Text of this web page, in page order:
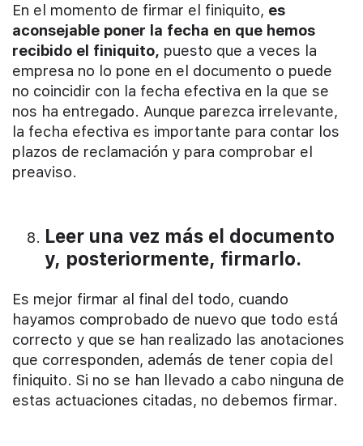
En el momento de firmar el finiquito, es
aconsejable poner la fecha en que hemos
recibido el finiquito, puesto que a veces la
empresa no lo pone en el documento o puede
no coincidir con la fecha efectiva en la que se
nos ha entregado. Aunque parezca irrelevante,
la fecha efectiva es importante para contar los
plazos de reclamación y para comprobar el
preaviso.
Leer una vez más el documento
y, posteriormente, firmarlo.
Es mejor firmar al final del todo, cuando
hayamos comprobado de nuevo que todo está
correcto y que se han realizado las anotaciones
que corresponden, además de tener copia del
finiquito. Si no se han llevado a cabo ninguna de
estas actuaciones citadas, no debemos firmar.